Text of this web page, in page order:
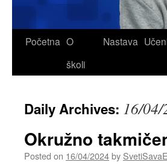
Skip
Početna O
školi
Nastava
Daily Archives: 16/04/
Okružno
Posted on 16/04/2024by